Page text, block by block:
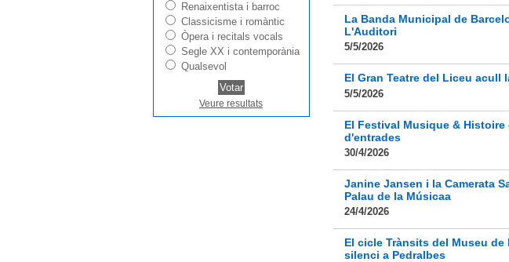
Renaixentista i barroc
Classicisme i romàntic
Òpera i recitals vocals
Segle XX i contemporània
Qualsevol
Veure resultats
La Banda Municipal de
L'Auditori
5/5/2026
El Gran Teatre del Liceu acull
5/5/2026
El Festival Musique &
d'entrades
30/4/2026
Janine Jansen i la Camerata
Palau de la Músicaa
24/4/2026
El cicle Trànsits del Museu
silenci a Pedralbes